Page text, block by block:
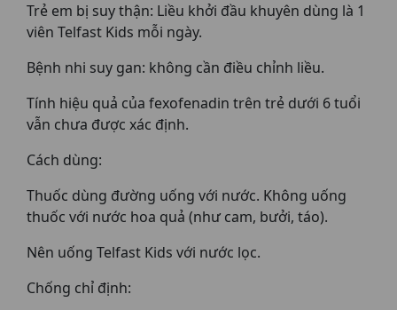
Trẻ em bị suy thận: Liều khởi đầu khuyên dùng là 1
viên Telfast Kids mỗi ngày.
Bệnh nhi suy gan: không cần điều chỉnh liều.
Tính hiệu quả của fexofenadin trên trẻ dưới 6 tuổi
vẫn chưa được xác định.
Cách dùng:
Thuốc dùng đường uống với nước. Không uống
thuốc với nước hoa quả (như cam, bưởi, táo).
Nên uống Telfast Kids với nước lọc.
Chống chỉ định: